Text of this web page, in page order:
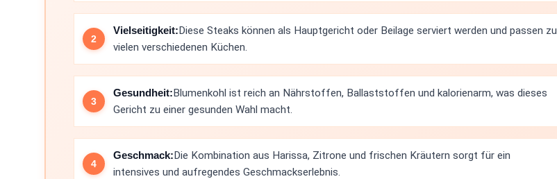
Vielseitigkeit:Diese Steaks können als Hauptgericht oder Beilage serviert werden und passen zu
vielen verschiedenen Küchen.
Gesundheit:Blumenkohl ist reich an Nährstoffen, Ballaststoffen und kalorienarm, was dieses
Gericht zu einer gesunden Wahl macht.
Geschmack:Die Kombination aus Harissa, Zitrone und frischen Kräutern sorgt für ein
intensives und aufregendes Geschmackserlebnis.